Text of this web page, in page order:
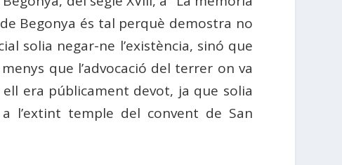
Begonya és tal perquè demostra no
solia negar-ne l’existència, sinó que
que l’advocació del terrer on va
ell era públicament devot, ja que solia
l’extint temple del convent de San